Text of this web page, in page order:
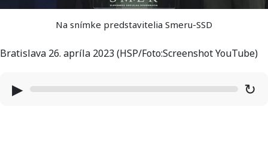
Na snímke predstavitelia Smeru-SSD
Bratislava 26. apríla 2023 (HSP/Foto:Screenshot YouTube)
▶ ↻